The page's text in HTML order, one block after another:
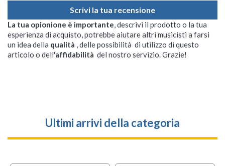
Scrivi la tua recensione
La tua opionione è importante, descrivi il prodotto o la tua
esperienza di acquisto, potrebbe aiutare altri musicisti a farsi
un idea della qualità , delle possibilità di utilizzo di questo
articolo o dell'affidabilità del nostro servizio. Grazie!
Ultimi arrivi della categoria